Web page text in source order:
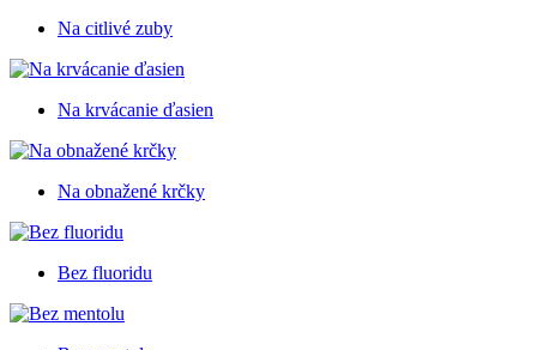
Na citlivé zuby
Na krvácanie ďasien
Na obnažené krčky
Bez fluoridu